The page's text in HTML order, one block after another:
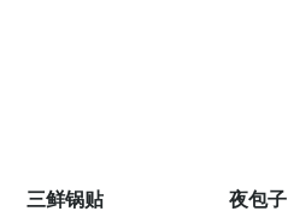
三鲜锅贴 夜包子